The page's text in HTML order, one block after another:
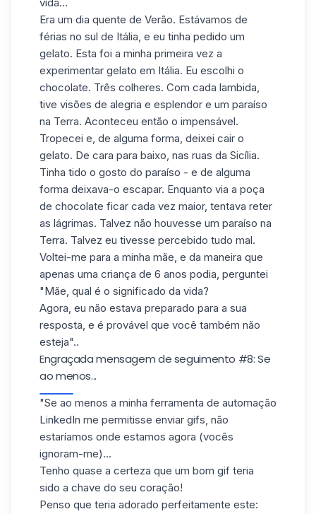
Era um dia quente de Verão. Estávamos de
férias no sul de Itália, e eu tinha pedido um
gelato. Esta foi a minha primeira vez a
experimentar gelato em Itália. Eu escolhi o
chocolate. Três colheres. Com cada lambida,
tive visões de alegria e esplendor e um paraíso
na Terra. Aconteceu então o impensável.
Tropecei e, de alguma forma, deixei cair o
gelato. De cara para baixo, nas ruas da Sicília.
Tinha tido o gosto do paraíso - e de alguma
forma deixava-o escapar. Enquanto via a poça
de chocolate ficar cada vez maior, tentava reter
as lágrimas. Talvez não houvesse um paraíso na
Terra. Talvez eu tivesse percebido tudo mal.
Voltei-me para a minha mãe, e da maneira que
apenas uma criança de 6 anos podia, perguntei
"Mãe, qual é o significado da vida?
Agora, eu não estava preparado para a sua
resposta, e é provável que você também não
esteja"..
Engraçada mensagem de seguimento #8: Se
ao menos...
"Se ao menos a minha ferramenta de automação
LinkedIn me permitisse enviar gifs, não
estaríamos onde estamos agora (vocês
ignoram-me)...
Tenho quase a certeza que um bom gif teria
sido a chave do seu coração!
Penso que teria adorado perfeitamente este: